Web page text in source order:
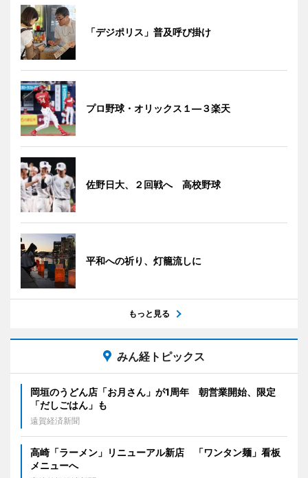
「デジポリス」普及呼び掛け
プロ野球・オリックス１―３楽天
佐野日大、２回戦へ 高校野球
平和への祈り、灯籠流しに
もっと見る
みん経トピックス
岡垣のうどん店「お月さん」が1周年 朝営業開始、限定
「だしごはん」も
遠賀経済新聞
高崎「ラーメン」リニューアル新店 「ワンタン麺」看板
メニューへ